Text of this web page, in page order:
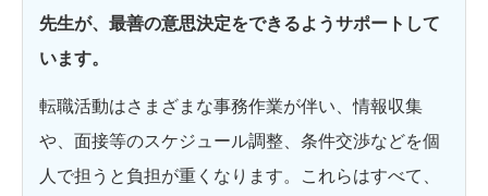
先生が、最善の意思決定をできるようサポートして
います。
転職活動はさまざまな事務作業が伴い、情報収集
や、面接等のスケジュール調整、条件交渉などを個
人で担うと負担が重くなります。これらはすべて、